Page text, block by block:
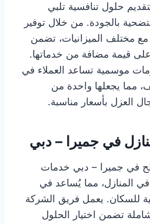
حلول تنافسية تلبي
بالجودة. من خلال توفير
مختلف الميزانيات، تضمن
قيمة مضافة من خدماتها.
موسمية تساعد العملاء في
مما يجعلها واحدة من
العزل بأسعار مناسبة.
في جميرا – دبي
في جميرا – دبي خدمات
المنازل، مما يُساعد في
للسكان. يعمل فريق الشركة
تضمن اختيار الحلول